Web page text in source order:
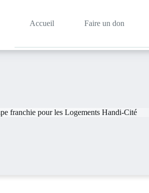
Accueil Faire un don
franchie pour les Logements Handi-Cité